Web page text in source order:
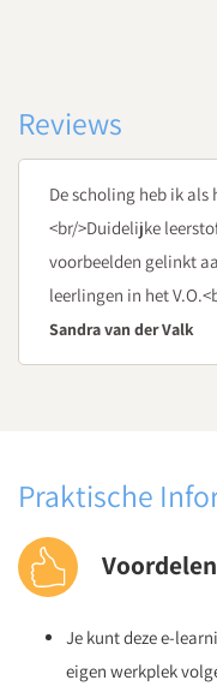
Reviews
De scholing heb ik
<br/>Duidelijke
voorbeelden gelinkt
leerlingen in het
Sandra van der Valk
Praktische
Je kunt deze e-
eigen werkplek